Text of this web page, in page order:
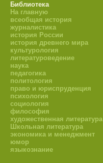
Библиотека
На главную
всеобщая история
журналистика
история России
история древнего мира
культурология
литературоведение
наука
педагогика
политология
право и юриспруденция
психология
социология
философия
художественная литература
Школьная литература
экономика и менеджмент
юмор
языкознание